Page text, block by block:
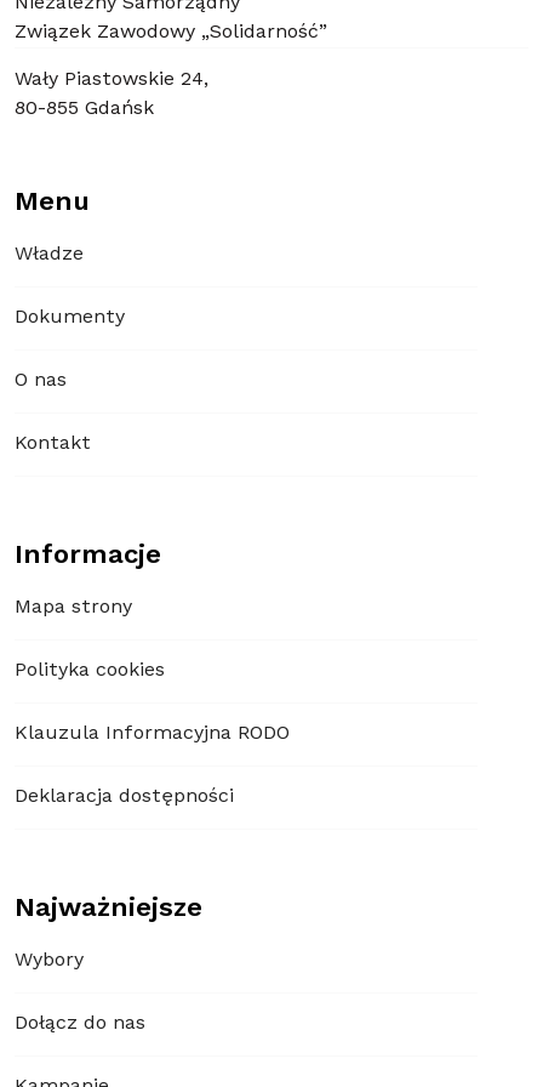
Związek Zawodowy „Solidarność”
Wały Piastowskie 24,
80-855 Gdańsk
Menu
Władze
Dokumenty
O nas
Kontakt
Informacje
Mapa strony
Polityka cookies
Klauzula Informacyjna RODO
Deklaracja dostępności
Najważniejsze
Wybory
Dołącz do nas